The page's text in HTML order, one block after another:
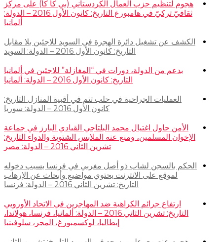
هجوم لتنظيم حزب العمال الكردستاني (بي كا كا) على مركز
ثقافيّ تركيّ في هامبورغ التاريخ: كانون الأول 2016 – الدولة:
ألمانيا
الكشف عن تشغيل دائرة الهجرة في السويد للاجئين بلا مقابل
التاريخ: كانون الأول 2016 – الدولة: السويد
بدعم من الدولة، دورات في “المغازلة” للاجئين في ألمانيا
التاريخ: كانون الأول 2016 – الدولة: ألمانيا
العمليات الجراحية في حلب تتم في أقبية المنازل التاريخ:
كانون الأول 2016 – الدولة: سوريا
الأمن حاول اغتيال محمد البلتاجي القيادي البارز في جماعة
الإخوان المسلمين، ومنع عنه الملابس الشتوية والدواء التاريخ:
تشرين الثاني 2016 – الدولة: مصر
الحكم بالسجن لشاب ذو أصل مغربي في فرنسا بسبب دخوله
لموقع على الانترنت يحتوي مواضيع وأبحاث عن الإرهاب
التاريخ: تشرين الثاني 2016 – الدولة: فرنسا
ارتفاع جرائم الكراهية ضد المهاجرين في الاتحاد الأوروبي
التاريخ: تشرين الثاني 2016 – الدولة: ألمانيا، فرنسا، هولاندا،
إيطاليا، لوكسمبورغ، المجر، سلوفينيا